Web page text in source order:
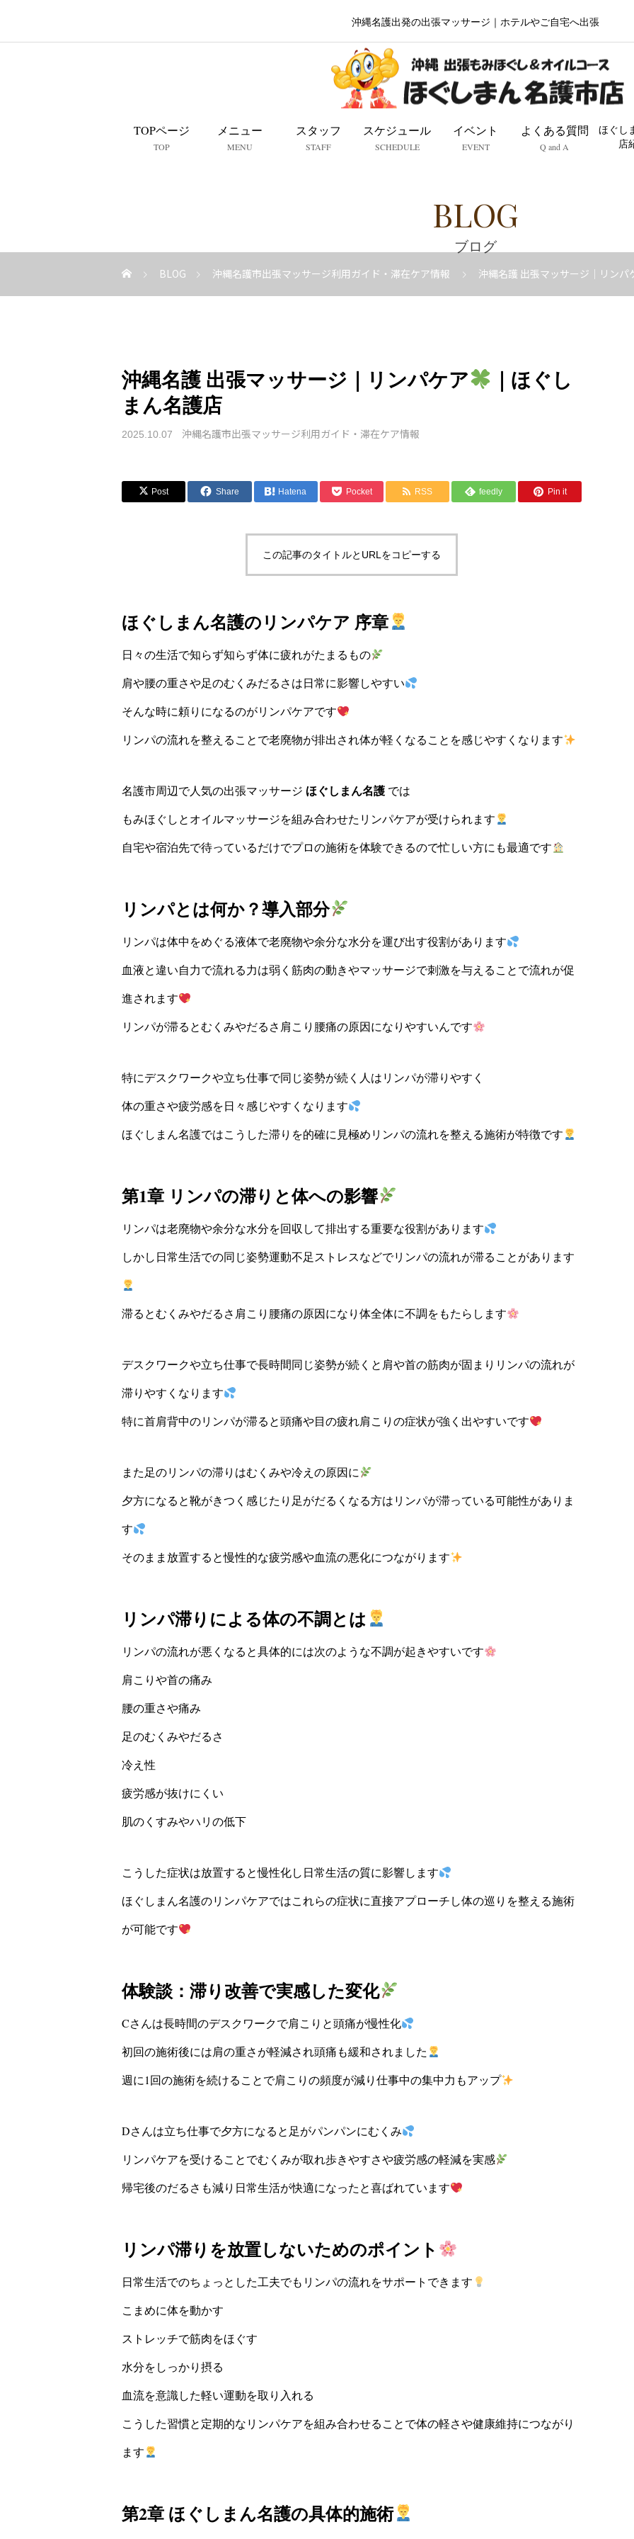
沖縄名護出発の出張マッサージ｜ホテルやご自宅へ出張
TOPページ
TOP
メニュー
MENU
スタッフ
STAFF
スケジュール
SCHEDULE
イベント
EVENT
よくある質問
Q and A
ほぐし
店
BLOG
ブログ
BLOG 沖縄名護市出張マッサージ利用ガイド・滞在ケア情報 沖縄名護 出張マッサージ｜リンパ
沖縄名護 出張マッサージ｜リンパケア
｜ほぐし
まん名護店
2025.10.07 沖縄名護市出張マッサージ利用ガイド・滞在ケア情報
Post Share Hatena Pocket RSS feedly Pin it
この記事のタイトルとURLをコピーする
ほぐしまん名護のリンパケア 序章
日々の生活で知らず知らず体に疲れがたまるもの
肩や腰の重さや足のむくみだるさは日常に影響しやすい
そんな時に頼りになるのがリンパケアです
リンパの流れを整えることで老廃物が排出され体が軽くなることを感じやすくなります
名護市周辺で人気の出張マッサージ ほぐしまん名護 では
もみほぐしとオイルマッサージを組み合わせたリンパケアが受けられます
自宅や宿泊先で待っているだけでプロの施術を体験できるので忙しい方にも最適です
リンパとは何か？導入部分
リンパは体中をめぐる液体で老廃物や余分な水分を運び出す役割があります
血液と違い自力で流れる力は弱く筋肉の動きやマッサージで刺激を与えることで流れが促
進されます
リンパが滞るとむくみやだるさ肩こり腰痛の原因になりやすいんです
特にデスクワークや立ち仕事で同じ姿勢が続く人はリンパが滞りやすく
体の重さや疲労感を日々感じやすくなります
ほぐしまん名護ではこうした滞りを的確に見極めリンパの流れを整える施術が特徴です
第1章 リンパの滞りと体への影響
リンパは老廃物や余分な水分を回収して排出する重要な役割があります
しかし日常生活での同じ姿勢運動不足ストレスなどでリンパの流れが滞ることがあります
滞るとむくみやだるさ肩こり腰痛の原因になり体全体に不調をもたらします
デスクワークや立ち仕事で長時間同じ姿勢が続くと肩や首の筋肉が固まりリンパの流れが
滞りやすくなります
特に首肩背中のリンパが滞ると頭痛や目の疲れ肩こりの症状が強く出やすいです
また足のリンパの滞りはむくみや冷えの原因に
夕方になると靴がきつく感じたり足がだるくなる方はリンパが滞っている可能性がありま
す
そのまま放置すると慢性的な疲労感や血流の悪化につながります
リンパ滞りによる体の不調とは
リンパの流れが悪くなると具体的には次のような不調が起きやすいです
肩こりや首の痛み
腰の重さや痛み
足のむくみやだるさ
冷え性
疲労感が抜けにくい
肌のくすみやハリの低下
こうした症状は放置すると慢性化し日常生活の質に影響します
ほぐしまん名護のリンパケアではこれらの症状に直接アプローチし体の巡りを整える施術
が可能です
体験談：滞り改善で実感した変化
Cさんは長時間のデスクワークで肩こりと頭痛が慢性化
初回の施術後には肩の重さが軽減され頭痛も緩和されました
週に1回の施術を続けることで肩こりの頻度が減り仕事中の集中力もアップ
Dさんは立ち仕事で夕方になると足がパンパンにむくみ
リンパケアを受けることでむくみが取れ歩きやすさや疲労感の軽減を実感
帰宅後のだるさも減り日常生活が快適になったと喜ばれています
リンパ滞りを放置しないためのポイント
日常生活でのちょっとした工夫でもリンパの流れをサポートできます
こまめに体を動かす
ストレッチで筋肉をほぐす
水分をしっかり摂る
血流を意識した軽い運動を取り入れる
こうした習慣と定期的なリンパケアを組み合わせることで体の軽さや健康維持につながり
ます
第2章 ほぐしまん名護の具体的施術